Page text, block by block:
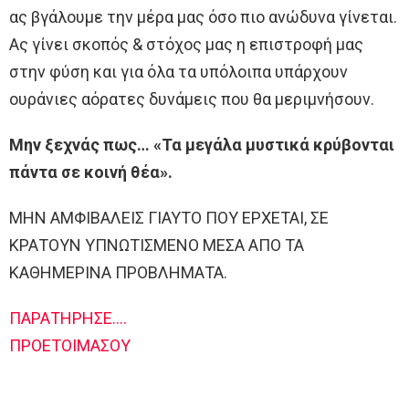
ας βγάλουμε την μέρα μας όσο πιο ανώδυνα γίνεται.
Ας γίνει σκοπός & στόχος μας η επιστροφή μας
στην φύση και για όλα τα υπόλοιπα υπάρχουν
ουράνιες αόρατες δυνάμεις που θα μεριμνήσουν.
Μην ξεχνάς πως… «Τα μεγάλα μυστικά κρύβονται
πάντα σε κοινή θέα».
ΜΗΝ ΑΜΦΙΒΑΛΕΙΣ ΓΙΑΥΤΟ ΠΟΥ ΕΡΧΕΤΑΙ, ΣΕ
ΚΡΑΤΟΥΝ ΥΠΝΩΤΙΣΜΕΝΟ ΜΕΣΑ ΑΠΟ ΤΑ
ΚΑΘΗΜΕΡΙΝΑ ΠΡΟΒΛΗΜΑΤΑ.
ΠΑΡΑΤΗΡΗΣΕ….
ΠΡΟΕΤΟΙΜΑΣΟΥ